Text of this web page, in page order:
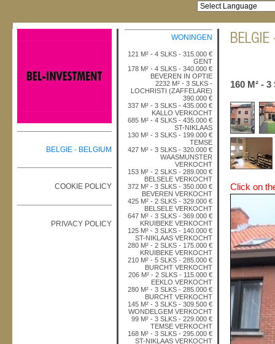
BELGIE - BELGIUM
COOKIE POLICY
PRIVACY POLICY
WONINGEN
121 M² - 4 SLKS - 315.000 €
GENT
178 M² - 4 SLKS - 340.000 €
BEVEREN IN OPTIE
2232 M² - 3 SLKS -
LOCHRISTI (ZAFFELARE)
390.000 €
337 M² - 3 SLKS - 435.000 €
KALLO VERKOCHT
685 M² - 4 SLKS - 435.000 €
ST-NIKLAAS
130 M² - 3 SLKS - 199.000 €
TEMSE
427 M² - 3 SLKS - 320.000 €
WAASMUNSTER
VERKOCHT
153 M² - 2 SLKS - 289.000 €
BELSELE VERKOCHT
372 M² - 3 SLKS - 350.000 €
BEVEREN VERKOCHT
425 M² - 2 SLKS - 329.000 €
BELSELE VERKOCHT
647 M² - 3 SLKS - 369.000 €
KRUIBEKE VERKOCHT
125 M² - 3 SLKS - 140.000 €
ST-NIKLAAS VERKOCHT
280 M² - 2 SLKS - 175.000 €
KRUIBEKE VERKOCHT
210 M² - 5 SLKS - 285.000 €
BURCHT VERKOCHT
206 M² - 2 SLKS - 115.000 €
EEKLO VERKOCHT
280 M² - 3 SLKS - 285.000 €
BURCHT VERKOCHT
145 M² - 3 SLKS - 309.500 €
WONDELGEM VERKOCHT
99 M² - 3 SLKS - 229.000 €
TEMSE VERKOCHT
168 M² - 3 SLKS - 295.000 €
ST-NIKLAAS VERKOCHT
160 M² -
Click on